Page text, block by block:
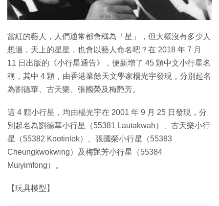
當紅的藝人，人們通常都會稱為「星」，但大概沒有多少人
想過，天上的星星，也會以藝人命名吧？在 2018 年 7 月
11 日出版的《小行星通告》，便新增了 45 顆中文小行星名
稱，其中 4 顆，由香港業餘天文學家楊光宇發現，分別起名
為劉德華、古天樂、張國榮及梅艷芳。
這 4 顆小行星，均由楊光宇在 2001 年 9 月 25 日發現，分
別起名為劉德華小行星（55381 Lautakwah）、古天樂小行
星（55382 Kootinlok）、張國榮小行星（55383
Cheungkwokwing）及梅艷芳小行星（55384
Muiyimfong）。
【玩具模型】